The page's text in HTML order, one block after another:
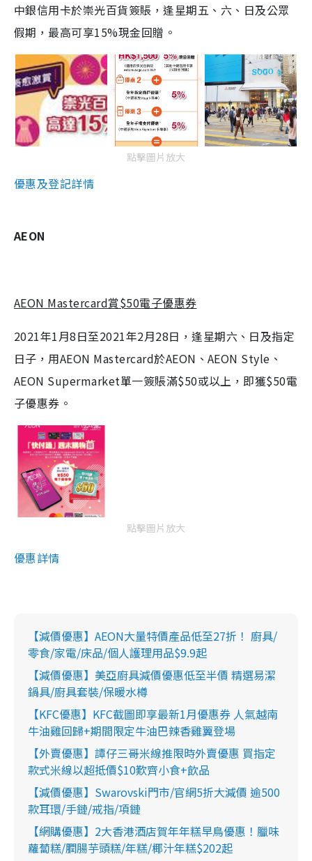
中銀信用卡於崇光百貨簽賬，逢星期五、六、日及公眾
假期，最高可享15%現金回贈。
點擊圖片放大
優惠及登記詳情
AEON
AEON Mastercard賞$50電子優惠券
2021年1月8日至2021年2月28日，逢星期六、日及指定
日子，用AEON Mastercard於AEON、AEON Style、
AEON Supermarket單一簽賬滿$50或以上，即獲$50電
子優惠券。
點擊圖片放大
優惠詳情
【減價優惠】AEON大量特價產品低至27折！ 廚具/
零食/家電/床品/個人護理用品$9.9起
【減價優惠】美亞廚具減價優惠低至半價 精選易潔
鍋具/廚具套裝/保暖水樽
【KFC優惠】KFC截圖即享最新1月優惠券 人氣越南
牛油雞回歸+期間限定牛油巴辣香雞翼登場
【外賣優惠】譚仔三哥米線推限時外賣優惠 買指定
款式米線以超抵價$10歎齊小食+飲品
【減價優惠】Swarovski門市/官網5折大減價 逾500
款耳環/手鏈/戒指/項鏈
【網購優惠】2大香港酒店賀年年糕早鳥優惠！臘味
蘿蔔糕/膶腸芋頭糕/年糕/椰汁年糕$202起